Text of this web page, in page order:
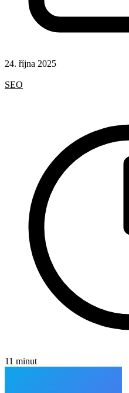
24. října 2025
SEO
11 minut